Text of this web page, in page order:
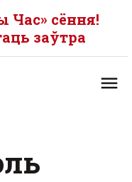
Час» сёння!
заўтра